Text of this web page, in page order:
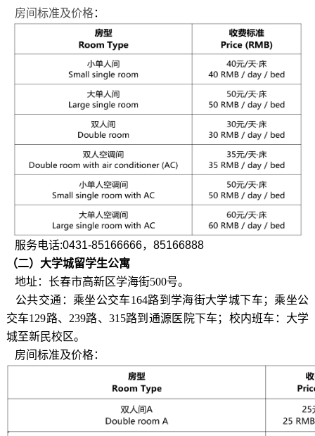
房间标准及价格：
服务电话:0431-85166666，85166888
（二）大学城留学生公寓
地址：长春市高新区学海街500号。
公共交通：乘坐公交车164路到学海街大学城下车；乘坐公
交车129路、239路、315路到通源医院下车；校内班车：大学
城至新民校区。
房间标准及价格：